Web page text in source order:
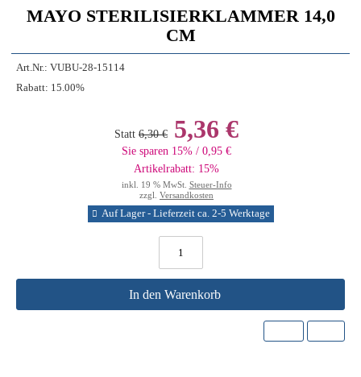
MAYO STERILISIERKLAMMER 14,0
CM
Art.Nr.: VUBU-28-15114
Rabatt: 15.00%
Statt 6,30 € 5,36 €
Sie sparen 15% / 0,95 €
Artikelrabatt: 15%
inkl. 19 % MwSt. Steuer-Info
zzgl. Versandkosten
Auf Lager - Lieferzeit ca. 2-5 Werktage
In den Warenkorb